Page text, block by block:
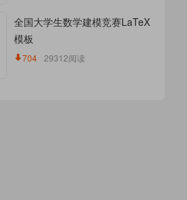
全国大学生数学建模竞赛LaTeX
模板
704 29312阅读